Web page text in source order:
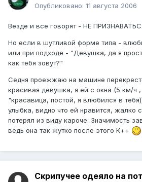
Опубликовано: 11 августа 2006
Везде и все говорят - НЕ
Но если в шутливой форме типа -
или при подходе - "Девушка, да я
как тебя зовут?"
Седня проежжаю на машине
красивая девушка, я ей с окна (5 км/ч
"красавица, постой, я влюбился в
улыбка, видно что ей нравится, жалко
потерял из виду кароче. Значимость
ведь она так жутко после этого К++
Скрипучее одеяло на